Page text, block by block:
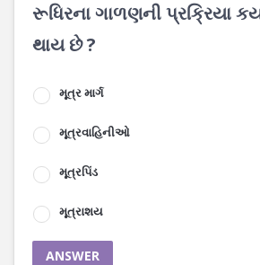
રૂધિરના ગાળણની પ્રક્રિયા
થાય છે ?
મૂત્ર માર્ગ
મૂત્રવાહિનીઓ
મૂત્રપિંડ
મૂત્રાશય
ANSWER